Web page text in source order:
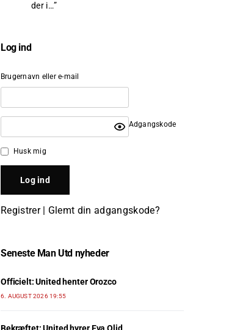
der i…”
Log ind
Brugernavn eller e-mail
Adgangskode
Husk mig
Registrer| Glemt din adgangskode?
Seneste Man Utd nyheder
Officielt: United henter Orozco
6. AUGUST 2026 19:55